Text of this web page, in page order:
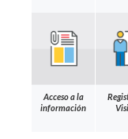
Acceso a la
información